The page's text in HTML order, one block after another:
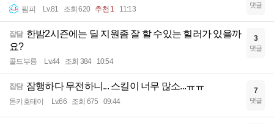
핌피 Lv.81 조회 620 추천 1 11:13 댓글
잡담 한밤2시즌에는 딜 지원좀 잘 할 수있는 힐러가 있을까
요?
콜드부릉 Lv.44 조회 384 10:54
3
댓글
잡담 잠행하다 무전하니... 스킬이 너무 많소...ㅠㅠ
돈키호테이 Lv.66 조회 675 09:44
7
댓글